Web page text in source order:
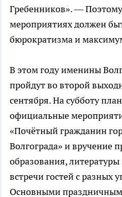
Гребенников». —
мероприятиях должен
бюрократизма и
В этом году именины
пройдут во второй
сентября. На субботу
официальные
«Почётный гражданин
Волгограда» и вручение
образования, литературы
встречи гостей с разных
Основными